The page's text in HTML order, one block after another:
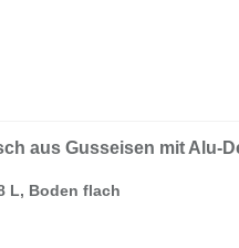
aus Gusseisen mit Alu-
L, Boden flach